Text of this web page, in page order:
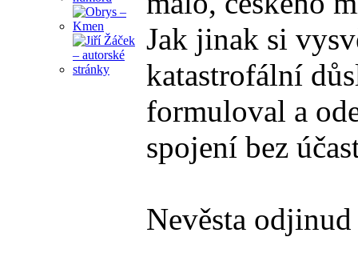
Jak jinak si
katastrofální
formuloval a
spojení bez
Nevěsta odjinud